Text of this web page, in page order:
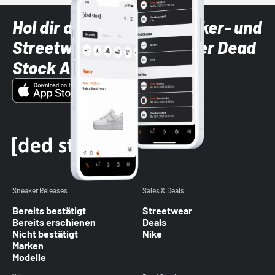
Hol dir die neuesten Sneaker- und
Streetwear-Brands mit der Dead
Stock App
Sneaker Releases
Bereits bestätigt
Bereits erschienen
Nicht bestätigt
Marken
Modelle
Sales & Deals
Streetwear
Deals
Nike